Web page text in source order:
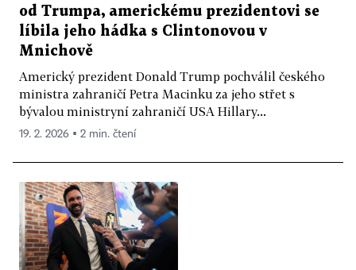
od Trumpa, americkému prezidentovi se
líbila jeho hádka s Clintonovou v
Mnichově
Americký prezident Donald Trump pochválil českého
ministra zahraničí Petra Macinku za jeho střet s
bývalou ministryní zahraničí USA Hillary...
19. 2. 2026 ▪ 2 min. čtení